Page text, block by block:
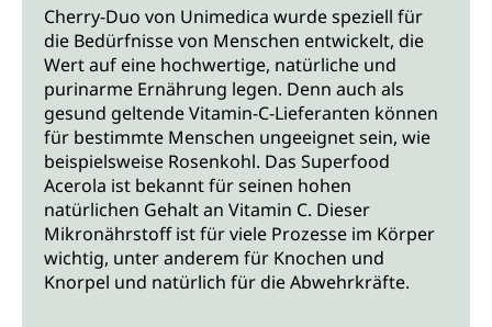
Cherry-Duo von Unimedica wurde speziell für
die Bedürfnisse von Menschen entwickelt, die
Wert auf eine hochwertige, natürliche und
purinarme Ernährung legen. Denn auch als
gesund geltende Vitamin-C-Lieferanten können
für bestimmte Menschen ungeeignet sein, wie
beispielsweise Rosenkohl. Das Superfood
Acerola ist bekannt für seinen hohen
natürlichen Gehalt an Vitamin C. Dieser
Mikronährstoff ist für viele Prozesse im Körper
wichtig, unter anderem für Knochen und
Knorpel und natürlich für die Abwehrkräfte.